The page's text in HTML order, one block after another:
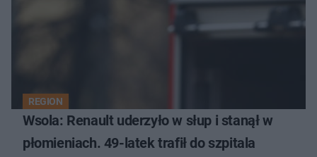
REGION
Wsola: Renault uderzyło w słup i stanął w
płomieniach. 49-latek trafił do szpitala